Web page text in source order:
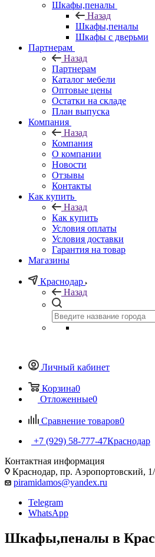
Шкафы,пеналы
Назад
Шкафы,пеналы
Шкафы с дверьми
Партнерам
Назад
Партнерам
Каталог мебели
Оптовые цены
Остатки на складе
План выпуска
Компания
Назад
Компания
О компании
Новости
Отзывы
Контакты
Как купить
Назад
Как купить
Условия оплаты
Условия доставки
Гарантия на товар
Магазины
Краснодар
Назад
Личный кабинет
Корзина0
Отложенные0
Сравнение товаров0
+7 (929) 58-777-47Краснодар
Контактная информация
Краснодар, пр. Аэропортовский,
piramidamos@yandex.ru
Telegram
WhatsApp
Шкафы,пеналы в